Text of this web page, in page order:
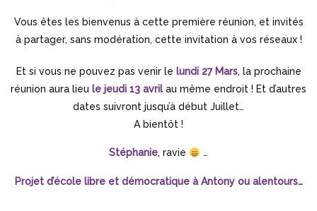
Vous êtes les bienvenus à cette première réunion, et invités
à partager, sans modération, cette invitation à vos réseaux !
Et si vous ne pouvez pas venir le lundi 27 Mars, la prochaine
réunion aura lieu le jeudi 13 avrilau même endroit ! Et d’autres
dates suivront jusqu’à début Juillet…
A bientôt !
Stéphanie, ravie …
Projet d’école libre et démocratique à Antony ou alentours…